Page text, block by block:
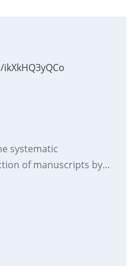
systematic
of manuscripts by